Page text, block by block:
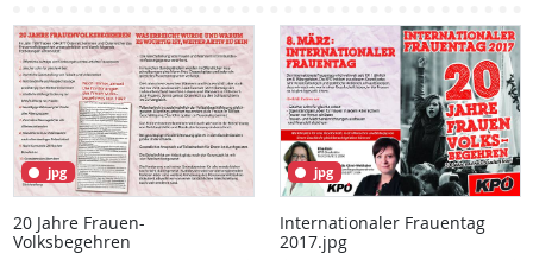
jpg
20 Jahre Frauen-
Volksbegehren
jpg
Internationaler Frauentag
2017.jpg